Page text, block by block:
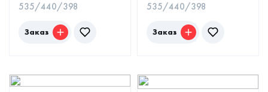
535/440/398
Заказ
535/440/398
Заказ